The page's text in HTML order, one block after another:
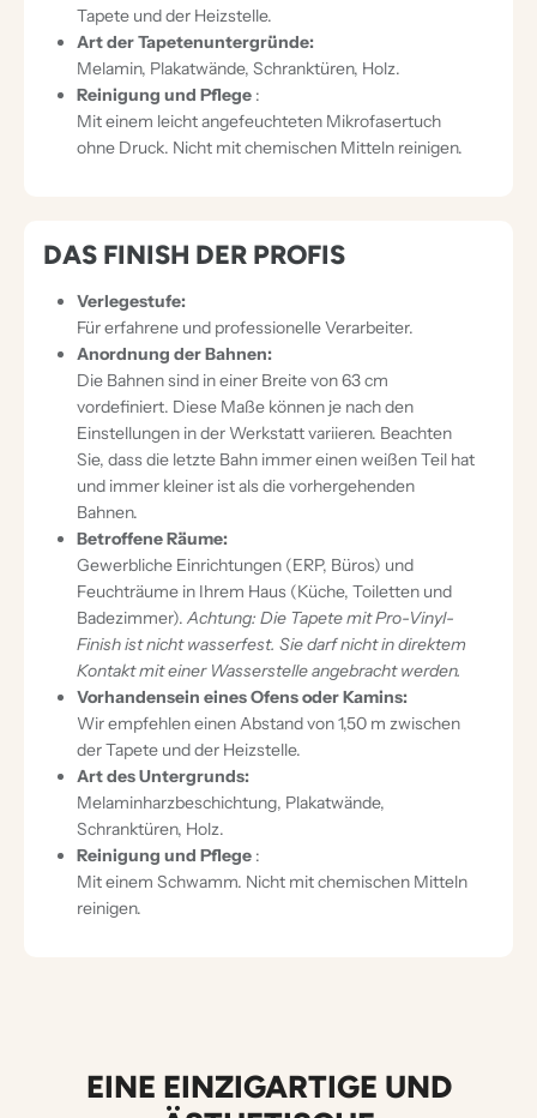
Tapete und der Heizstelle.
Art der Tapetenuntergründe:
Melamin, Plakatwände, Schranktüren, Holz.
Reinigung und Pflege :
Mit einem leicht angefeuchteten Mikrofasertuch
ohne Druck. Nicht mit chemischen Mitteln reinigen.
DAS FINISH DER PROFIS
Verlegestufe:
Für erfahrene und professionelle Verarbeiter.
Anordnung der Bahnen:
Die Bahnen sind in einer Breite von 63 cm
vordefiniert. Diese Maße können je nach den
Einstellungen in der Werkstatt variieren. Beachten
Sie, dass die letzte Bahn immer einen weißen Teil hat
und immer kleiner ist als die vorhergehenden
Bahnen.
Betroffene Räume:
Gewerbliche Einrichtungen (ERP, Büros) und
Feuchträume in Ihrem Haus (Küche, Toiletten und
Badezimmer). Achtung: Die Tapete mit Pro-Vinyl-
Finish ist nicht wasserfest. Sie darf nicht in direktem
Kontakt mit einer Wasserstelle angebracht werden.
Vorhandensein eines Ofens oder Kamins:
Wir empfehlen einen Abstand von 1,50 m zwischen
der Tapete und der Heizstelle.
Art des Untergrunds:
Melaminharzbeschichtung, Plakatwände,
Schranktüren, Holz.
Reinigung und Pflege :
Mit einem Schwamm. Nicht mit chemischen Mitteln
reinigen.
EINE EINZIGARTIGE UND